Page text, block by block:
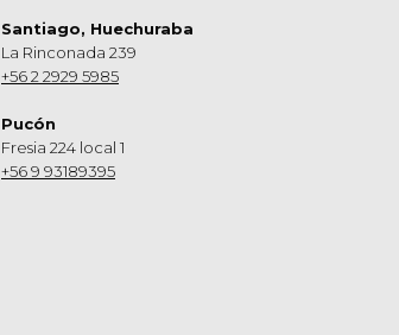
Santiago, Huechuraba
La Rinconada 239
+56 2 2929 5985
Pucón
Fresia 224 local 1
+56 9 93189395